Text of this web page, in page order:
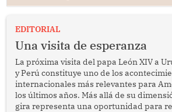
EDITORIAL
Una visita de esperanza
La próxima visita del papa León XIV a
y Perú constituye uno de los
internacionales más relevantes para
los últimos años. Más allá de su
gira representa una oportunidad para